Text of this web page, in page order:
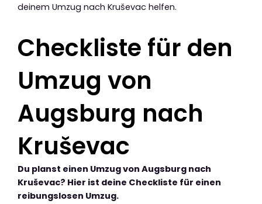
deinem Umzug nach Kruševac helfen.
Checkliste für den
Umzug von
Augsburg nach
Kruševac
Du planst einen Umzug von Augsburg nach
Kruševac? Hier ist deine Checkliste für einen
reibungslosen Umzug.